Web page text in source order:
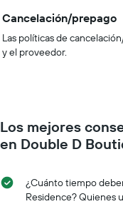
Cancelación/prepago
Las políticas de
y el proveedor.
Los mejores
en Double D
¿Cuánto tiempo
Residence? Quienes